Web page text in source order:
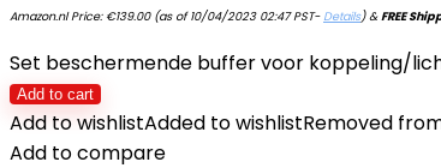
Amazon.nl Price: €139.00(as of 10/04/2023 02:47 PST- Details)&FREE
Set beschermende buffer voor koppeling/
Add to cart
Add to wishlistAdded to wishlistRemoved
Add to compare